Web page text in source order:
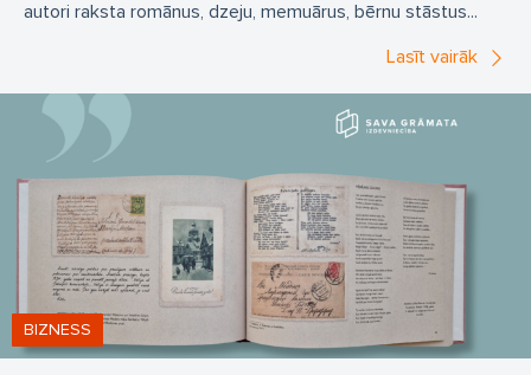
autori raksta romānus, dzeju, memuārus, bērnu stāstus...
Lasīt vairāk
BIZNESS